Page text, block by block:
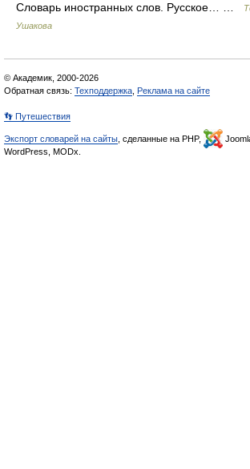
Словарь иностранных слов. Русское… …
Ушакова
© Академик, 2000-2026
Обратная связь: Техподдержка Реклама на сайте
👣 Путешествия
Экспорт словарей на сайты , сделанные на PHP,
WordPress, MODx.